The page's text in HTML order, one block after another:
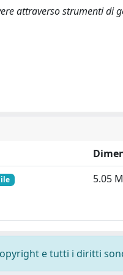
attraverso strumenti di
5.05
e tutti i diritti